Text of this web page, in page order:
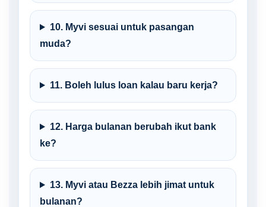
10. Myvi sesuai untuk pasangan
muda?
11. Boleh lulus loan kalau baru kerja?
12. Harga bulanan berubah ikut bank
ke?
13. Myvi atau Bezza lebih jimat untuk
bulanan?